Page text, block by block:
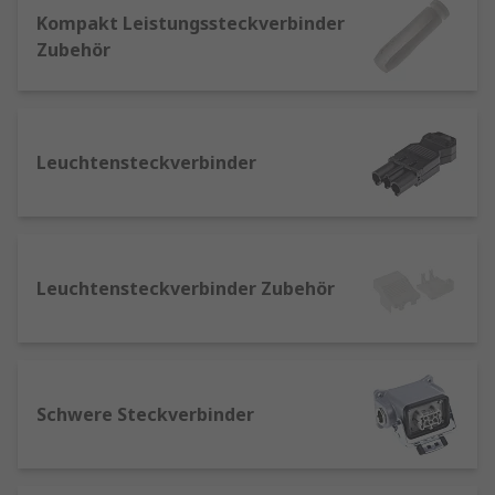
Personen mit dem Metallsteckverbinder in
Kontakt kommen. Diese
erhältlich.
: erhältlich in verschiedenen
einen bestimmten Stifttyp eingesteckt
konzentrische Hülsen oder Spitzen-
Kompakt Leistungssteckverbinder
Zubehör
Leuchtensteckverbinder
Leuchtensteckverbinder Zubehör
Schwere Steckverbinder